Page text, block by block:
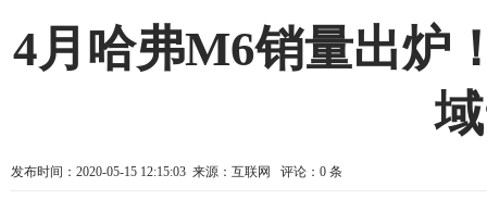
4月哈弗M6销量出炉
发布时间：2020-05-15 12:15:03 来源：互联网 评论： 0 条